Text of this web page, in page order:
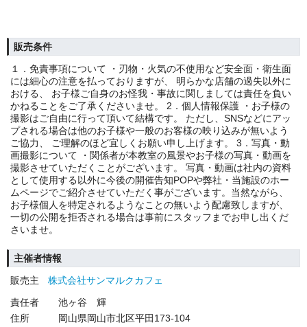
販売条件
１．免責事項について ・刃物・火気の不使用など安全面・衛生面
には細心の注意を払っておりますが、 明らかな店舗の過失以外に
おける、 お子様ご自身のお怪我・事故に関しましては責任を負い
かねることをご了承くださいませ。 2．個人情報保護 ・お子様の
撮影はご自由に行って頂いて結構です。 ただし、SNSなどにアッ
プされる場合は他のお子様や一般のお客様の映り込みが無いよう
ご協力、 ご理解のほど宜しくお願い申し上げます。 3．写真・動
画撮影について ・関係者が本教室の風景やお子様の写真・動画を
撮影させていただくことがございます。 写真・動画は社内の資料
として使用する以外に今後の開催告知POPや弊社・当施設のホー
ムページでご紹介させていただく事がございます。当然ながら、
お子様個人を特定されるようなことの無いよう配慮致しますが、
一切の公開を拒否される場合は事前にスタッフまでお申し出くだ
さいませ。
主催者情報
販売主
株式会社サンマルクカフェ
責任者
池ヶ谷 輝
住所
岡山県岡山市北区平田173-104